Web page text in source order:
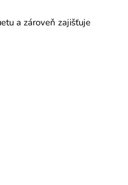
a zároveň zajišťuje